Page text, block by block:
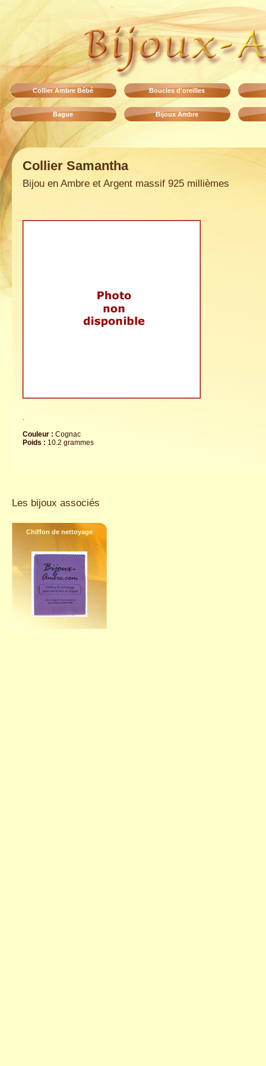
Collier Ambre Bébé Boucles d'oreilles
Bague Bijoux Ambre
Collier Samantha
Bijou en Ambre et Argent massif 925 millièmes
.
Couleur : Cognac
Poids : 10.2 grammes
Les bijoux associés
Chiffon de nettoyage